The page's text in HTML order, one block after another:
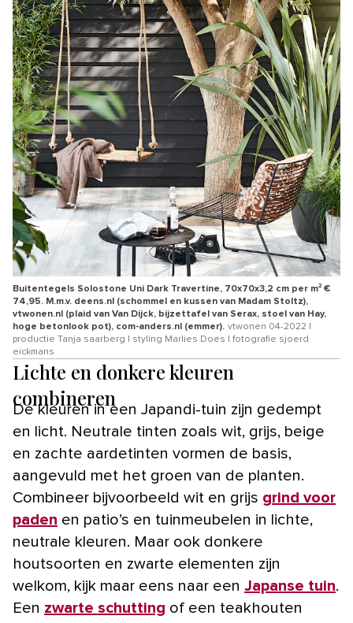
Buitentegels Solostone Uni Dark Travertine, 70x70x3,2 cm per m² €
74,95. M.m.v. deens.nl (schommel en kussen van Madam Stoltz),
vtwonen.nl (plaid van Van Dijck, bijzettafel van Serax, stoel van Hay,
hoge betonlook pot), com-anders.nl (emmer). vtwonen 04-2022 |
productie Tanja saarberg | styling Marlies Does | fotografie sjoerd
eickmans
Lichte en donkere kleuren
combineren
De kleuren in een Japandi-tuin zijn gedempt
en licht. Neutrale tinten zoals wit, grijs, beige
en zachte aardetinten vormen de basis,
aangevuld met het groen van de planten.
Combineer bijvoorbeeld wit en grijs grind voor
paden en patio’s en tuinmeubelen in lichte,
neutrale kleuren. Maar ook donkere
houtsoorten en zwarte elementen zijn
welkom, kijk maar eens naar een Japanse tuin.
Een zwarte schutting of een teakhouten